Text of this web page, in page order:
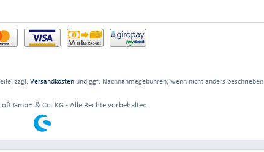
zzgl. Versandkostenund ggf. Nachnahmegebühren, wenn nicht anders beschrieben
GmbH & Co. KG - Alle Rechte vorbehalten